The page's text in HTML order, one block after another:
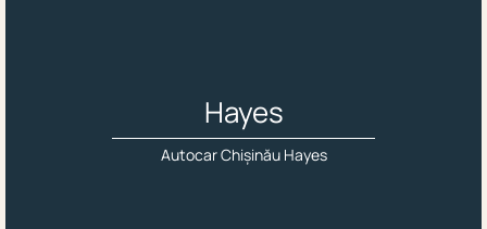
Hayes
Autocar Chișinău Hayes